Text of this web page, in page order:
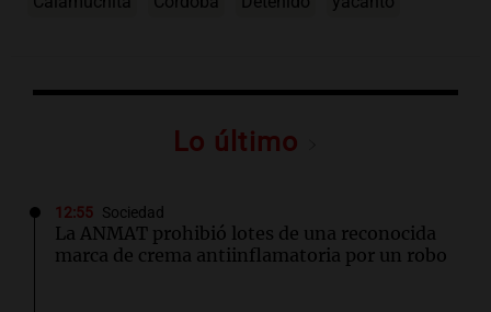
Lo último
12:55 Sociedad
La ANMAT prohibió lotes de una reconocida
marca de crema antiinflamatoria por un robo